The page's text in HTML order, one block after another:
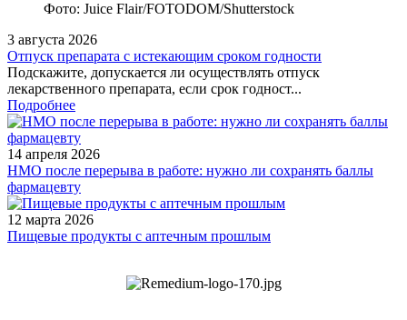
Фото: Juice Flair/FOTODOM/Shutterstoсk
3 августа 2026
Отпуск препарата с истекающим сроком годности
Подскажите, допускается ли осуществлять отпуск
лекарственного препарата, если срок годност...
Подробнее
14 апреля 2026
НМО после перерыва в работе: нужно ли сохранять баллы
фармацевту
12 марта 2026
Пищевые продукты с аптечным прошлым